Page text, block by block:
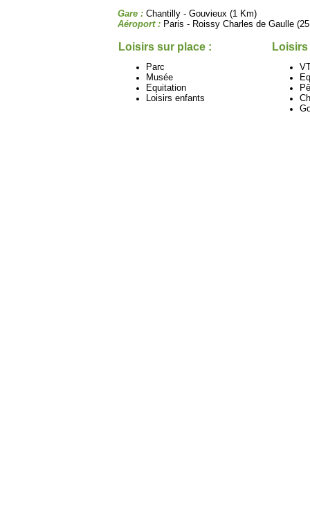
Gare : Chantilly - Gouvieux (1 Km)
Aéroport : Paris - Roissy Charles de Gaulle
Loisirs sur place :
Parc
Musée
Equitation
Loisirs enfants